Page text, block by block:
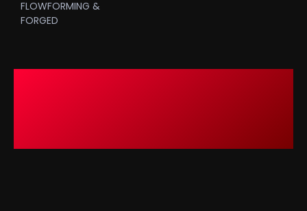
FLOWFORMING &
FORGED